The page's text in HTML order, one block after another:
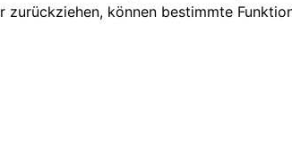
zurückziehen, können bestimmte